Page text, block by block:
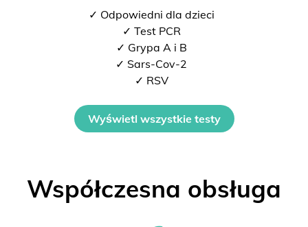
✓ Odpowiedni dla dzieci
✓ Test PCR
✓ Grypa A i B
✓ Sars-Cov-2
✓ RSV
Wyświetl wszystkie testy
Współczesna obsługa